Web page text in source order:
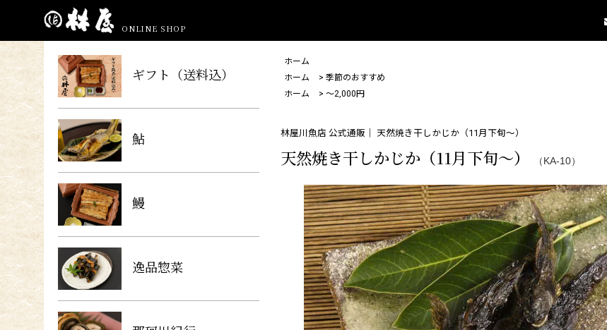
ONLINE SHOP
ホーム
ホーム
> 季節のおすすめ
ホーム
> 〜2,000円
林屋川魚店 公式通販｜ 天然焼き干しかじか（11月下旬～）
天然焼き干しかじか（11月下旬～） （KA-10）
ギフト（送料込）
鮎
鰻
逸品惣菜